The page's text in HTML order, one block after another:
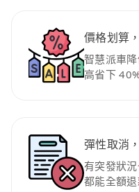
價格划算
智慧派車
高省下
彈性取消
有突發狀
都能全額退